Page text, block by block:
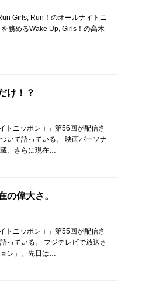
Girls, Run！のオールナイトニ
務めるWake Up, Girls！の高木
け！？
トニッポンｉ」第56回が配信さ
いて語っている。 映画パーソナ
、さらに現在…
の偉大さ。
トニッポンｉ」第55回が配信さ
っている。 フジテレビで放送さ
ン」。先日は…